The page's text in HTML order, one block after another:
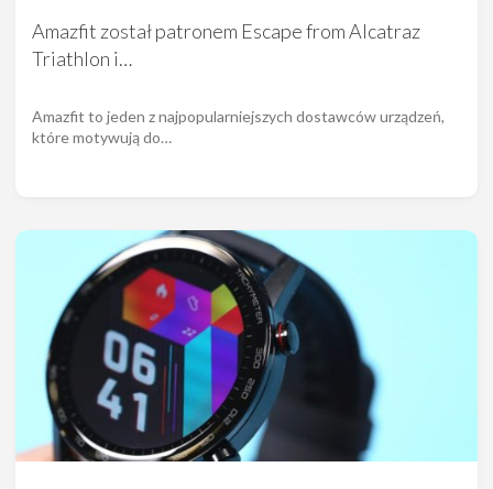
Amazfit został patronem Escape from Alcatraz
Triathlon i…
Amazfit to jeden z najpopularniejszych dostawców urządzeń,
które motywują do…